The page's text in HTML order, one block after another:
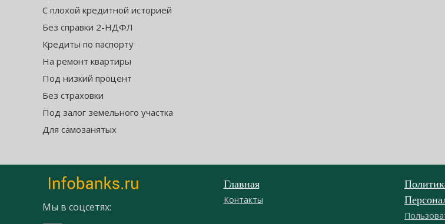
С плохой кредитной историей
Без справки 2-НДФЛ
Кредиты по паспорту
На ремонт квартиры
Под низкий процент
Без страховки
Под залог земельного участка
Для самозанятых
Мы в соцсетях:
Главная
Контакты